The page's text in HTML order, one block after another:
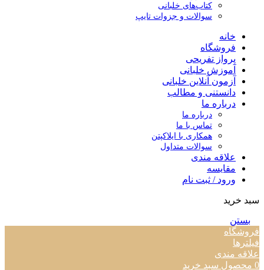
کتاب‌های خلبانی
سوالات و جزوات تایپ
خانه
فروشگاه
پرواز تفریحی
آموزش خلبانی
آزمون آنلاین خلبانی
دانستنی و مطالب
درباره ما
درباره ما
تماس با ما
همکاری با ایلاکپتن
سوالات متداول
علاقه مندی
مقایسه
ورود / ثبت نام
سبد خرید
بستن
فروشگاه
فیلترها
علاقه مندی
0 محصول سبد خرید